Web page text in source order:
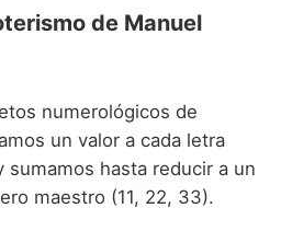
de Manuel
numerológicos de
un valor a cada letra
sumamos hasta reducir a un
maestro (11, 22, 33).